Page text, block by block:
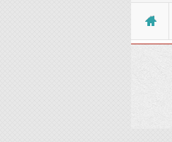
Вы